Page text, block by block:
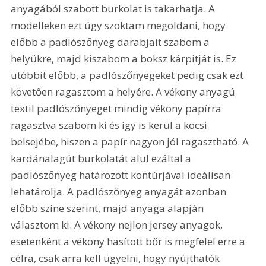
anyagából szabott burkolat is takarhatja. A
modelleken ezt úgy szoktam megoldani, hogy
előbb a padlószőnyeg darabjait szabom a
helyükre, majd kiszabom a boksz kárpitját is. Ez
utóbbit előbb, a padlószőnyegeket pedig csak ezt
követően ragasztom a helyére. A vékony anyagú
textil padlószőnyeget mindig vékony papírra
ragasztva szabom ki és így is kerül a kocsi
belsejébe, hiszen a papír nagyon jól ragasztható. A
kardánalagút burkolatát alul ezáltal a
padlószőnyeg határozott kontúrjával ideálisan
lehatárolja. A padlószőnyeg anyagát azonban
előbb színe szerint, majd anyaga alapján
választom ki. A vékony nejlon jersey anyagok,
esetenként a vékony hasított bőr is megfelel erre a
célra, csak arra kell ügyelni, hogy nyújthatók